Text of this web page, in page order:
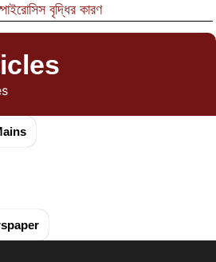
বৃদ্ধির কারণ